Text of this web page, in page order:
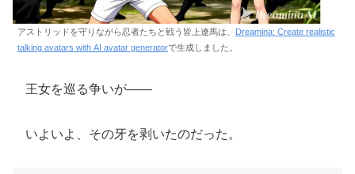
アストリッドを守りながら忍者たちと戦う皆上遼馬は、 Dreamina: Create realistic
talking avatars with AI avatar generatorで生成しました。
王女を巡る争いが――
いよいよ、その牙を剥いたのだった。